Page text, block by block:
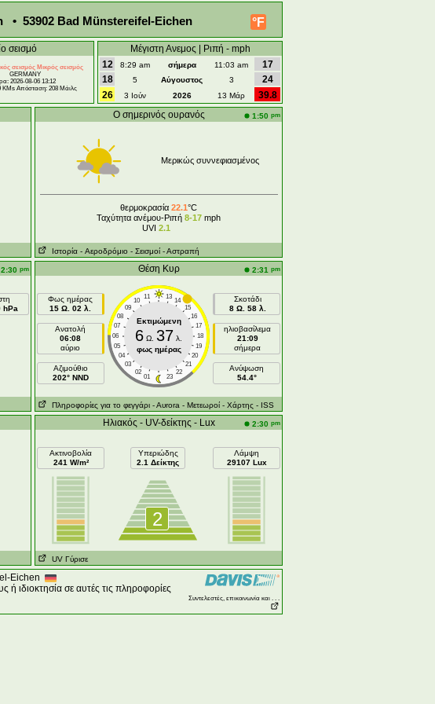
°F
• 53902 Bad Münstereifel-Eichen
σεισμό
σεισμός Μικρός σεισμός
GERMANY
2026-08-06 13:12
KMs Απόσταση: 208 Μάιλς
Μέγιστη Ανεμος | Ριπή - mph
12
8:29 am σήμερα 11:03 am
17
18
5 Αύγουστος 3
24
26
3 Ιούν 2026 13 Μάρ
39.8
Ο σημερινός ουρανός 1:50 pm
Μερικώς συννεφιασμένος
θερμοκρασία 22.1°C
Ταχύτητα ανέμου-Ριπή 8-17 mph
UVI 2.1
Ιστορία - Aεροδρόμιο - Σεισμοί - Αστραπή
2:30 pm
hPa
Θέση Κυρ 2:31 pm
Φως ημέρας
15 Ω. 02 λ.
Ανατολή
06:08
αύριο
Aζιμούθιο
202° NND
11 13
10
14
09
15
08
16
07
17
06
18
05
19
04
20
03
21
02
22
01 23
Εκτιμώμενη
6 Ω. 37 λ.
φως ημέρας
Σκοτάδι
8 Ω. 58 λ.
ηλιοβασίλεμα
21:09
σήμερα
Ανύψωση
54.4°
Πληροφορίες για το φεγγάρι - Αυrora - Μετεωροί - Χάρτης - ISS
Ηλιακός - UV-δείκτης - Lux 2:30 pm
Ακτινοβολία
241 W/m²
Υπεριώδης
2.1 Δείκτης
2
Λάμψη
29107 Lux
UV Γύρισε
Eichen
ιδιοκτησία σε αυτές τις πληροφορίες
Συντελεστές, επικοινωνία και . . .